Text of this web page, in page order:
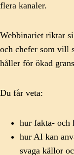
flera kanaler.
Webbinariet riktar
och chefer som vill
håller för ökad
Du får veta:
hur fakta- och
hur AI kan
svaga källor